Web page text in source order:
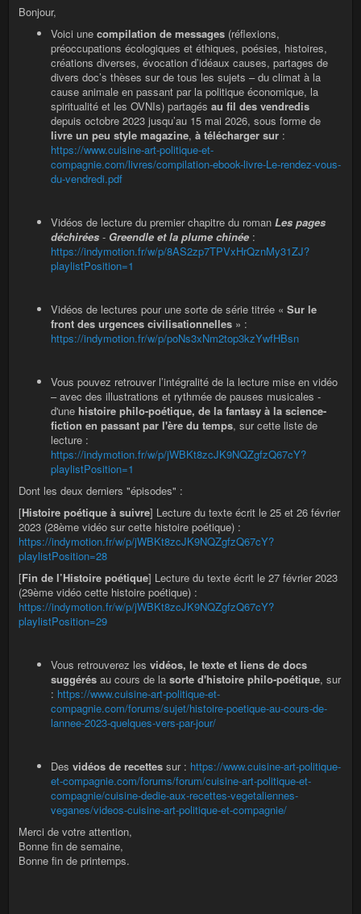
Bonjour,
Voici une compilation de messages (réflexions,
préoccupations écologiques et éthiques, poésies, histoires,
créations diverses, évocation d’idéaux causes, partages de
divers doc’s thèses sur de tous les sujets – du climat à la
cause animale en passant par la politique économique, la
spiritualité et les OVNIs) partagés au fil des vendredis
depuis octobre 2023 jusqu’au 15 mai 2026, sous forme de
livre un peu style magazine, à télécharger sur :
https://www.cuisine-art-politique-et-
compagnie.com/livres/compilation-ebook-livre-Le-rendez-vous-
du-vendredi.pdf
Vidéos de lecture du premier chapitre du roman Les pages
déchirées - Greendle et la plume chinée :
https://indymotion.fr/w/p/8AS2zp7TPVxHrQznMy31ZJ?
playlistPosition=1
Vidéos de lectures pour une sorte de série titrée « Sur le
front des urgences civilisationnelles » :
https://indymotion.fr/w/p/poNs3xNm2top3kzYwfHBsn
Vous pouvez retrouver l’intégralité de la lecture mise en vidéo
– avec des illustrations et rythmée de pauses musicales -
d'une histoire philo-poétique, de la fantasy à la science-
fiction en passant par l'ère du temps, sur cette liste de
lecture :
https://indymotion.fr/w/p/jWBKt8zcJK9NQZgfzQ67cY?
playlistPosition=1
Dont les deux derniers "épisodes" :
[Histoire poétique à suivre] Lecture du texte écrit le 25 et 26 février
2023 (28ème vidéo sur cette histoire poétique) :
https://indymotion.fr/w/p/jWBKt8zcJK9NQZgfzQ67cY?
playlistPosition=28
[Fin de l’Histoire poétique] Lecture du texte écrit le 27 février 2023
(29ème vidéo cette histoire poétique) :
https://indymotion.fr/w/p/jWBKt8zcJK9NQZgfzQ67cY?
playlistPosition=29
Vous retrouverez les vidéos, le texte et liens de docs
suggérés au cours de la sorte d'histoire philo-poétique, sur
: https://www.cuisine-art-politique-et-
compagnie.com/forums/sujet/histoire-poetique-au-cours-de-
lannee-2023-quelques-vers-par-jour/
Des vidéos de recettes sur : https://www.cuisine-art-politique-
et-compagnie.com/forums/forum/cuisine-art-politique-et-
compagnie/cuisine-dedie-aux-recettes-vegetaliennes-
veganes/videos-cuisine-art-politique-et-compagnie/
Merci de votre attention,
Bonne fin de semaine,
Bonne fin de printemps.